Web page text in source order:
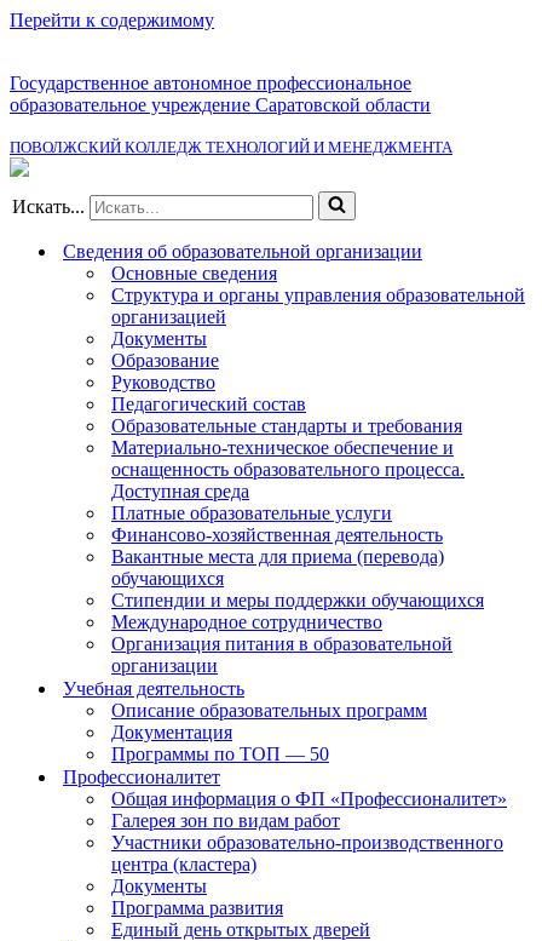
Перейти к содержимому
Государственное автономное профессиональное
образовательное учреждение Саратовской области
ПОВОЛЖСКИЙ КОЛЛЕДЖ ТЕХНОЛОГИЙ И МЕНЕДЖМЕНТА
Искать...
Сведения об образовательной организации
Основные сведения
Структура и органы управления образовательной
организацией
Документы
Образование
Руководство
Педагогический состав
Образовательные стандарты и требования
Материально-техническое обеспечение и
оснащенность образовательного процесса.
Доступная среда
Платные образовательные услуги
Финансово-хозяйственная деятельность
Вакантные места для приема (перевода)
обучающихся
Стипендии и меры поддержки обучающихся
Международное сотрудничество
Организация питания в образовательной
организации
Учебная деятельность
Описание образовательных программ
Документация
Программы по ТОП — 50
Профессионалитет
Общая информация о ФП «Профессионалитет»
Галерея зон по видам работ
Участники образовательно-производственного
центра (кластера)
Документы
Программа развития
Единый день открытых дверей